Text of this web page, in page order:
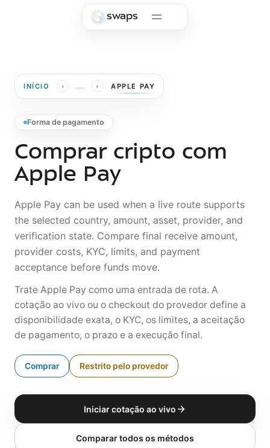
swaps
INÍCIO › ... › APPLE PAY
Forma de pagamento
Comprar cripto com
Apple Pay
Apple Pay can be used when a live route supports
the selected country, amount, asset, provider, and
verification state. Compare final receive amount,
provider costs, KYC, limits, and payment
acceptance before funds move.
Trate Apple Pay como uma entrada de rota. A
cotação ao vivo ou o checkout do provedor define a
disponibilidade exata, o KYC, os limites, a aceitação
de pagamento, o prazo e a execução final.
Comprar Restrito pelo provedor
Iniciar cotação ao vivo
Comparar todos os métodos